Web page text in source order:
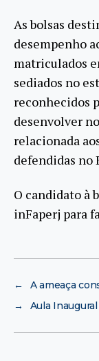
As bolsas
desempenho
matriculados
sediados no
reconhecidos
desenvolver
relacionada
defendidas no
O candidato à
inFaperj para
←
A ameaça
→
Aula